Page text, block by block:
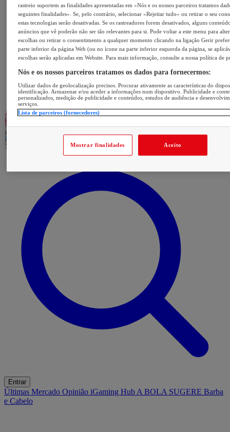
Entrar
Últimas Mercado Opinião iGaming Hub A BOLA SUGERE Barba
e Cabelo
rastreio suportem as finalidades apresentadas em «Nós e os nossos parceiros tratamos
seguintes finalidades». Se, pelo contrário, selecionar «Rejeitar tudo» ou retirar o seu
estas tecnologias serão desativadas. Se os rastreadores forem desativados, alguns
anúncios que vê poderão não ser tão relevantes para si. Pode voltar a este menu para
escolhas ou retirar o consentimento a qualquer momento clicando na ligação Gerir
parte inferior da página Web (ou no ícone na parte inferior esquerda da página, se
escolhas serão aplicadas em Website. Para mais informação, consulte a nossa política de
Nós e os nossos parceiros tratamos os dados para fornecermos:
Utilizar dados de geolocalização precisos. Procurar ativamente as características do
identificação. Armazenar e/ou aceder a informações num dispositivo. Publicidade e
personalizados, medição de publicidade e conteúdos, estudos de audiência e
serviços.
Lista de parceiros (fornecedores)
Mostrar finalidades Aceito